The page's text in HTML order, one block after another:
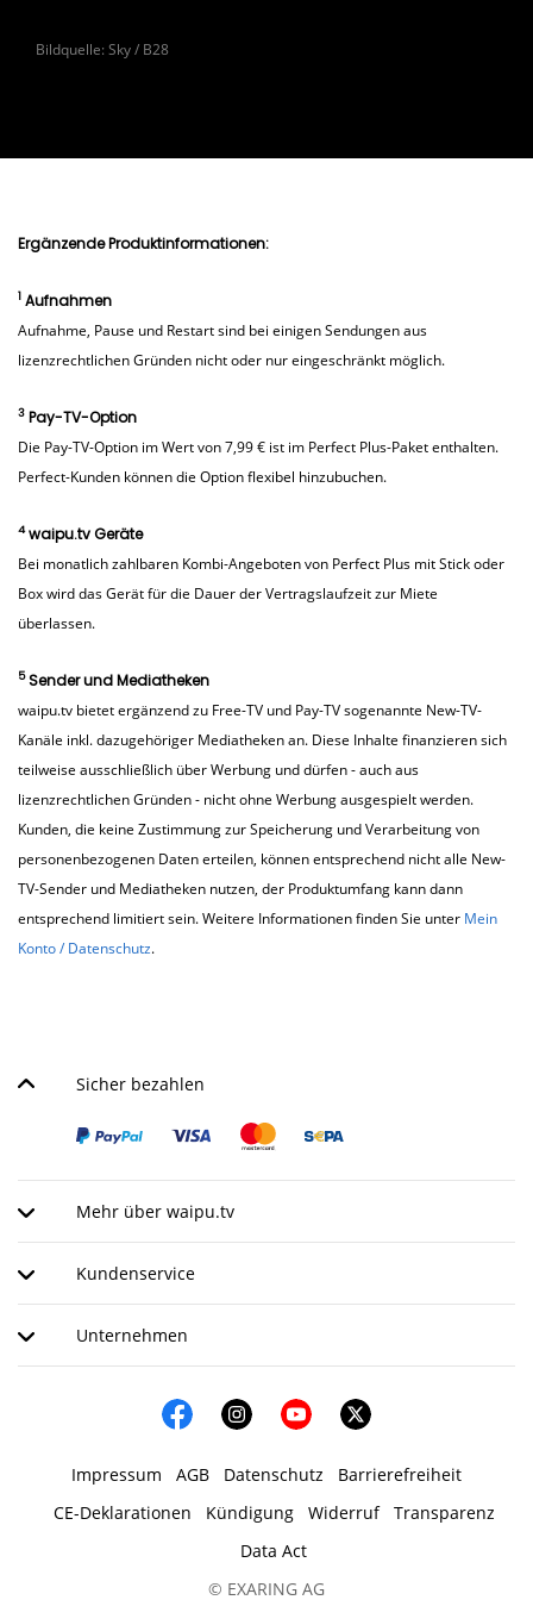
Kabel- oder Satellitenanschluss, keinen Receiver
Bildquelle: Sky / B28
Ergänzende Produktinformationen:
1 Aufnahmen
Aufnahme, Pause und Restart sind bei einigen Sendungen aus
lizenzrechtlichen Gründen nicht oder nur eingeschränkt möglich.
3 Pay-TV-Option
Die Pay-TV-Option im Wert von 7,99 € ist im Perfect Plus-Paket enthalten.
Perfect-Kunden können die Option flexibel hinzubuchen.
4waipu.tv Geräte
Bei monatlich zahlbaren Kombi-Angeboten von Perfect Plus mit Stick oder
Box wird das Gerät für die Dauer der Vertragslaufzeit zur Miete
überlassen.
5Sender und Mediatheken
waipu.tv bietet ergänzend zu Free-TV und Pay-TV sogenannte New-TV-
Kanäle inkl. dazugehöriger Mediatheken an. Diese Inhalte finanzieren sich
teilweise ausschließlich über Werbung und dürfen - auch aus
lizenzrechtlichen Gründen - nicht ohne Werbung ausgespielt werden.
Kunden, die keine Zustimmung zur Speicherung und Verarbeitung von
personenbezogenen Daten erteilen, können entsprechend nicht alle New-
TV-Sender und Mediatheken nutzen, der Produktumfang kann dann
entsprechend limitiert sein. Weitere Informationen finden Sie unter Mein
Konto / Datenschutz.
Sicher bezahlen
Mehr über waipu.tv
Kundenservice
Unternehmen
Impressum AGB Datenschutz
Barrierefreiheit
CE-Deklarationen
Kündigung Widerruf
Transparenz
Data Act
© EXARING AG